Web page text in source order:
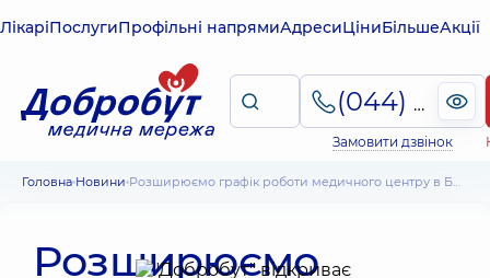
ЛікаріПослугиПрофільні напрямиАдресиЦіниБільшеАкції
(044) 495-2-888
Замовити дзвінок
Головна Новини Розширюємо графік роботи медичного центру в Броварах
Розширюємо